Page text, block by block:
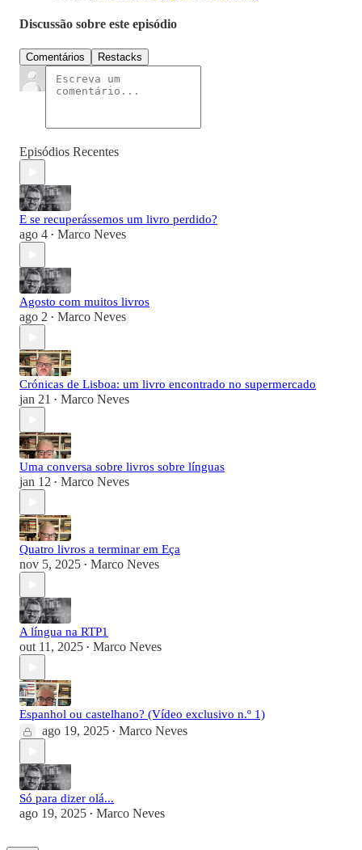
Discussão sobre este episódio
Comentários Restacks
Episódios Recentes
E se recuperássemos um livro perdido?
ago 4 • Marco Neves
Agosto com muitos livros
ago 2 • Marco Neves
Crónicas de Lisboa: um livro encontrado no supermercado
jan 21 • Marco Neves
Uma conversa sobre livros sobre línguas
jan 12 • Marco Neves
Quatro livros a terminar em Eça
nov 5, 2025 • Marco Neves
A língua na RTP1
out 11, 2025 • Marco Neves
Espanhol ou castelhano? (Vídeo exclusivo n.º 1)
ago 19, 2025 • Marco Neves
Só para dizer olá...
ago 19, 2025 • Marco Neves